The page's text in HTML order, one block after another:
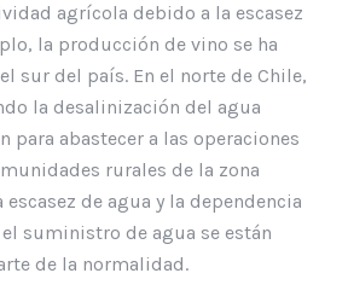
agrícola debido a la escasez
la producción de vino se ha
sur del país. En el norte de Chile,
la desalinización del agua
para abastecer a las operaciones
rurales de la zona
de agua y la dependencia
suministro de agua se están
de la normalidad.